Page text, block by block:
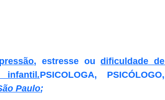
, estresse ou dificuldade de
infantil .
Paulo;